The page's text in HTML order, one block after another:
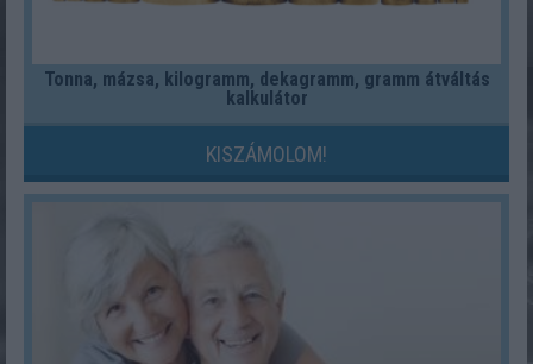
Tonna, mázsa, kilogramm, dekagramm, gramm átváltás
kalkulátor
KISZÁMOLOM!